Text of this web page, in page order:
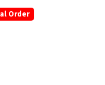
Order